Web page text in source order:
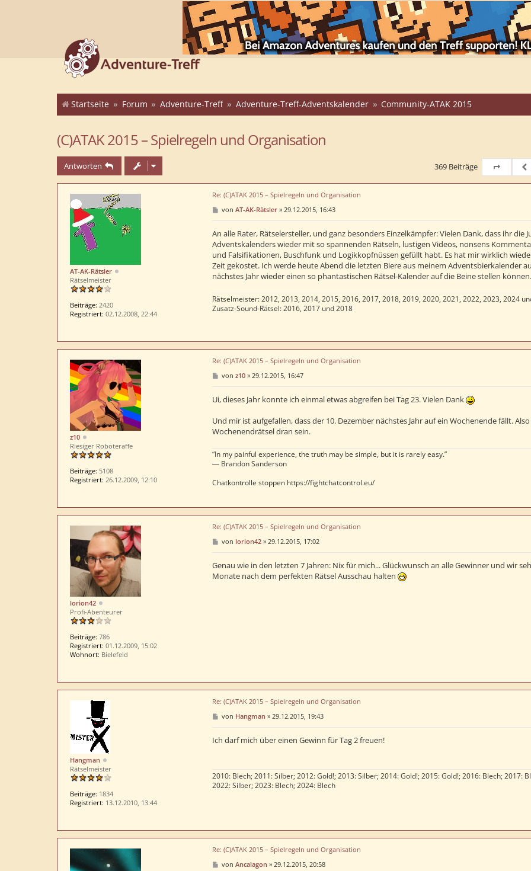
Startseite Forum Adventure-Treff Adventure-Treff-Adventskalender Community-ATAK 2015
(C)ATAK 2015 – Spielregeln und Organisation
Antworten
369 Beiträge
Seite21
AT-AK-Rätsler
Rätselmeister
Beiträge: 2420
Registriert: 02.12.2008, 22:44
Re: (C)ATAK 2015 – Spielregeln und Organisation
B
t
r
a
g
von AT-AK-Rätsler» 29.12.2015, 16:43
An alle Rater, Rätselersteller, und ganz besonders Einzelkämpfer: Vielen Dank, dass ihr die
Adventskalenders wieder mit so spannenden Rätseln, lustigen Videos, nonsens
und Falsifikationen, Buschfunk und Logikkopfnüssen gefüllt habt. Es hat mir wirklich
Zeit gekostet. Ich werde heute Abend die letzten Biere aus meinem Adventsbierkalender
nächstes Jahr wieder einen so phantastischen Rätsel-Kalender auf die Beine stellen können.
Rätselmeister: 2012, 2013, 2014, 2015, 2016, 2017, 2018, 2019, 2020, 2021, 2022, 2023, 2024
Zusatz-Sound-Rätsel: 2016, 2017 und 2018
z10
Riesiger Roboteraffe
Beiträge: 5108
Registriert: 26.12.2009, 12:10
Re: (C)ATAK 2015 – Spielregeln und Organisation
B
t
r
g
von z10» 29.12.2015, 16:47
Ui, dieses Jahr konnte ich einmal etwas abgreifen bei Tag 23. Vielen Dank
Und mir ist aufgefallen, dass der 10. Dezember nächstes Jahr auf ein Wochenende fällt.
Wochenendrätsel dran sein.
“In my painful experience, the truth may be simple, but it is rarely easy.”
― Brandon Sanderson
Chatkontrolle stoppen https://fightchatcontrol.eu/
lorion42
Profi-Abenteurer
Beiträge: 786
Registriert: 01.12.2009, 15:02
Wohnort: Bielefeld
Re: (C)ATAK 2015 – Spielregeln und Organisation
B
t
a
von lorion42» 29.12.2015, 17:02
Genau wie in den letzten 7 Jahren: Nix für mich... Glückwunsch an alle Gewinner und wir
Monate nach dem perfekten Rätsel Ausschau halten
Hangman
Rätselmeister
Beiträge: 1834
Registriert: 13.12.2010, 13:44
Re: (C)ATAK 2015 – Spielregeln und Organisation
B
t
von Hangman » 29.12.2015, 19:43
Ich darf mich über einen Gewinn für Tag 2 freuen!
2010: Blech; 2011: Silber; 2012: Gold!; 2013: Silber; 2014: Gold!; 2015: Gold!; 2016: Blech; 2017:
2022: Silber; 2023: Blech; 2024: Blech
Re: (C)ATAK 2015 – Spielregeln und Organisation
Bvon Ancalagon » 29.12.2015, 20:58